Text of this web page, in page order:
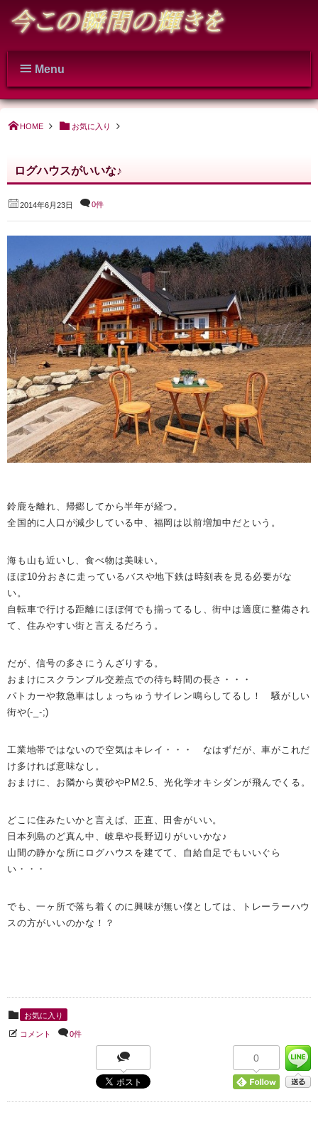
Menu
HOME お気に入り
ログハウスがいいな♪
2014年6月23日 0件
鈴鹿を離れ、帰郷してから半年が経つ。
全国的に人口が減少している中、福岡は以前増加中だという。
海も山も近いし、食べ物は美味い。
ほぼ10分おきに走っているバスや地下鉄は時刻表を見る必要がな
い。
自転車で行ける距離にほぼ何でも揃ってるし、街中は適度に整備され
て、住みやすい街と言えるだろう。
だが、信号の多さにうんざりする。
おまけにスクランブル交差点での待ち時間の長さ・・・
パトカーや救急車はしょっちゅうサイレン鳴らしてるし！ 騒がしい
街や(-_-;)
工業地帯ではないので空気はキレイ・・・ なはずだが、車がこれだ
け多ければ意味なし。
おまけに、お隣から黄砂やPM2.5、光化学オキシダンが飛んでくる。
どこに住みたいかと言えば、正直、田舎がいい。
日本列島のど真ん中、岐阜や長野辺りがいいかな♪
山間の静かな所にログハウスを建てて、自給自足でもいいぐら
い・・・
でも、一ヶ所で落ち着くのに興味が無い僕としては、トレーラーハウ
スの方がいいのかな！？
お気に入り
コメント 0件
0